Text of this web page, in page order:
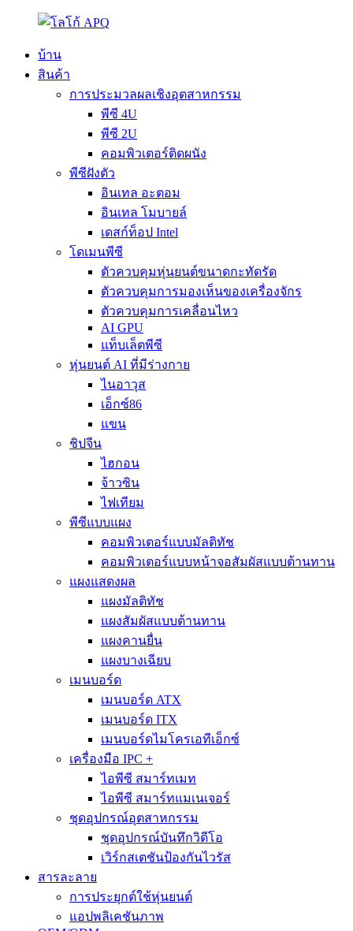
บ้าน
สินค้า
การประมวลผลเชิงอุตสาหกรรม
พีซี 4U
พีซี 2U
คอมพิวเตอร์ติดผนัง
พีซีฝังตัว
อินเทล อะตอม
อินเทล โมบายล์
เดสก์ท็อป Intel
โดเมนพีซี
ตัวควบคุมหุ่นยนต์ขนาดกะทัดรัด
ตัวควบคุมการมองเห็นของเครื่องจักร
ตัวควบคุมการเคลื่อนไหว
AI GPU
แท็บเล็ตพีซี
หุ่นยนต์ AI ที่มีร่างกาย
ไนอาวุส
เอ็กซ์86
แขน
ชิปจีน
ไฮกอน
จ้าวซิน
ไฟเทียม
พีซีแบบแผง
คอมพิวเตอร์แบบมัลติทัช
คอมพิวเตอร์แบบหน้าจอสัมผัสแบบต้านทาน
แผงแสดงผล
แผงมัลติทัช
แผงสัมผัสแบบต้านทาน
แผงคานยื่น
แผงบางเฉียบ
เมนบอร์ด
เมนบอร์ด ATX
เมนบอร์ด ITX
เมนบอร์ดไมโครเอทีเอ็กซ์
เครื่องมือ IPC +
ไอพีซี สมาร์ทเมท
ไอพีซี สมาร์ทแมเนเจอร์
ชุดอุปกรณ์อุตสาหกรรม
ชุดอุปกรณ์บันทึกวิดีโอ
เวิร์กสเตชันป้องกันไวรัส
สารละลาย
การประยุกต์ใช้หุ่นยนต์
แอปพลิเคชันภาพ